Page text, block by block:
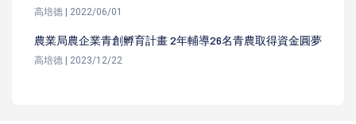
高培德 | 2022/06/01
農業局農企業青創孵育計畫 2年輔導26名青農取得資金圓夢
高培德 | 2023/12/22